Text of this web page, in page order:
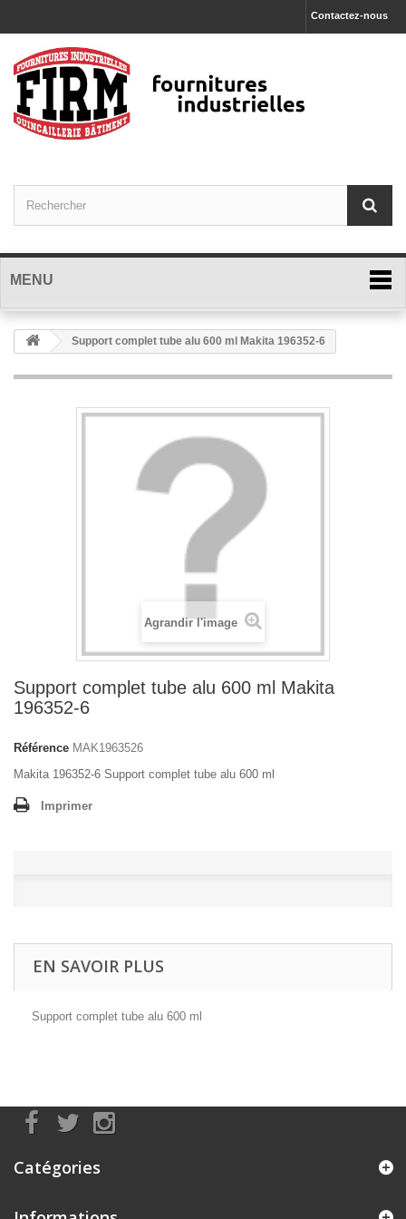
Contactez-nous
MENU
Support complet tube alu 600 ml Makita 196352-6
Agrandir l'image
Support complet tube alu 600 ml Makita
196352-6
Référence MAK1963526
Makita 196352-6 Support complet tube alu 600 ml
Imprimer
EN SAVOIR PLUS
Support complet tube alu 600 ml
Catégories